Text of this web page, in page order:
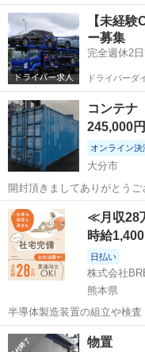
な状態で使い勝手いいです！
大分 速見郡 日出駅
【未経
ー募集
完全週休2
ドライバーダ
コンテ
245,000円
オンライン決
大分市
開封頂きましてありがとうございます ①【販売品目
販売では、新造・新品（ワ
テナ・冷凍・冷蔵コンテナの取扱い
て...
大分 大分市 収納家
≪月収28
時給1,400
日払い
株式会社
熊本県
半導体製造装置の組立や検
中★ワンルーム寮完備！赴任
車場あり！正社員登用あり！《熊本
熊本 その他
物置